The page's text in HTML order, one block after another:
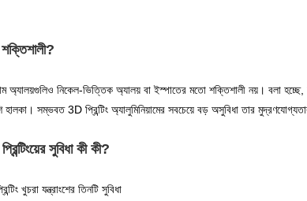
অ্যালয়গুলিও নিকেল-ভিত্তিক অ্যালয় বা ইস্পাতের মতো শক্তিশালী নয়। বলা
সম্ভবত 3D প্রিন্টিং অ্যালুমিনিয়ামের সবচেয়ে বড় অসুবিধা তার
সুবিধা কী কী?
খুচরা যন্ত্রাংশের তিনটি সুবিধা